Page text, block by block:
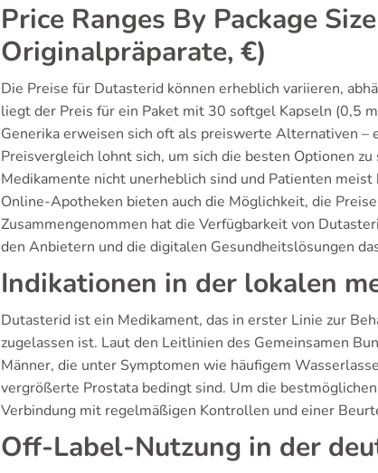
Price Ranges By Package
Originalpräparate, €)
Die Preise für Dutasterid können erheblich variieren,
liegt der Preis für ein Paket mit 30 softgel Kapseln (0,5
Generika erweisen sich oft als preiswerte Alternativen –
Preisvergleich lohnt sich, um sich die besten Optionen
Medikamente nicht unerheblich sind und Patienten
Online-Apotheken bieten auch die Möglichkeit, die
Zusammengenommen hat die Verfügbarkeit von
den Anbietern und die digitalen Gesundheitslösungen
Indikationen in der lokalen
Dutasterid ist ein Medikament, das in erster Linie zur
zugelassen ist. Laut den Leitlinien des Gemeinsamen
Männer, die unter Symptomen wie häufigem
vergrößerte Prostata bedingt sind. Um die
Verbindung mit regelmäßigen Kontrollen und einer
Off-Label-Nutzung in der